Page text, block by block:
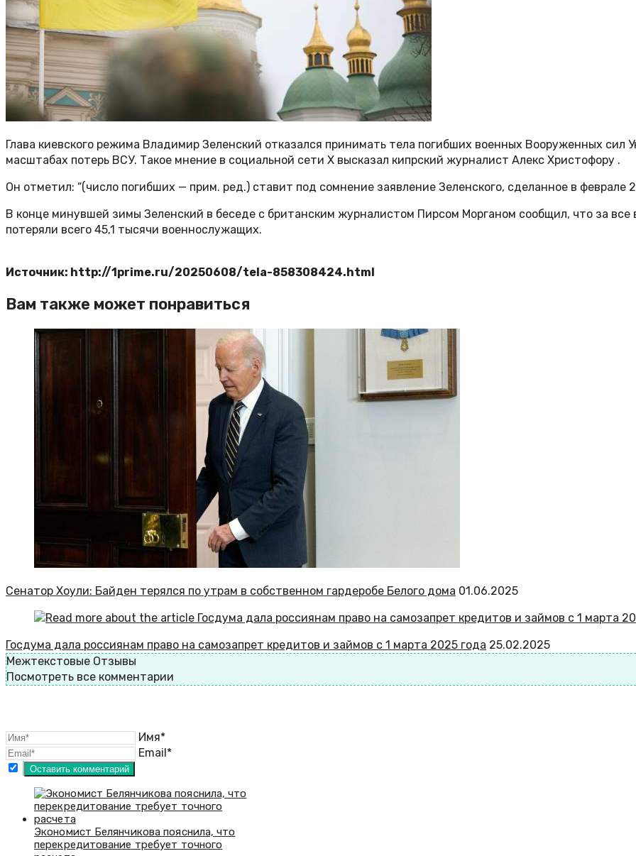
Глава киевского режима Владимир Зеленский отказался принимать тела погибших военных Вооруженных сил
масштабах потерь ВСУ. Такое мнение в социальной сети Х высказал кипрский журналист Алекс Христофору .
Он отметил: “(число погибших — прим. ред.) ставит под сомнение заявление Зеленского, сделанное в феврале
В конце минувшей зимы Зеленский в беседе с британским журналистом Пирсом Морганом сообщил, что за
потеряли всего 45,1 тысячи военнослужащих.
Источник: http://1prime.ru/20250608/tela-858308424.html
Вам также может понравиться
Сенатор Хоули: Байден терялся по утрам в собственном гардеробе Белого дома 01.06.2025
Госдума дала россиянам право на самозапрет кредитов и займов с 1 марта 2025 года 25.02.2025
Межтекстовые Отзывы
Посмотреть все комментарии
Имя*
Email*
Экономист Белянчикова пояснила, что
перекредитование требует точного